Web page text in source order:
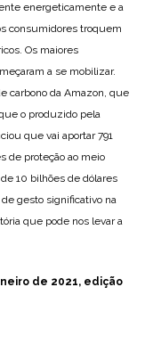
energeticamente e a
consumidores troquem
Os maiores
a se mobilizar.
carbono da Amazon, que
o produzido pela
que vai aportar 791
de proteção ao meio
10 bilhões de dólares
gesto significativo na
que pode nos levar a
de 2021, edição